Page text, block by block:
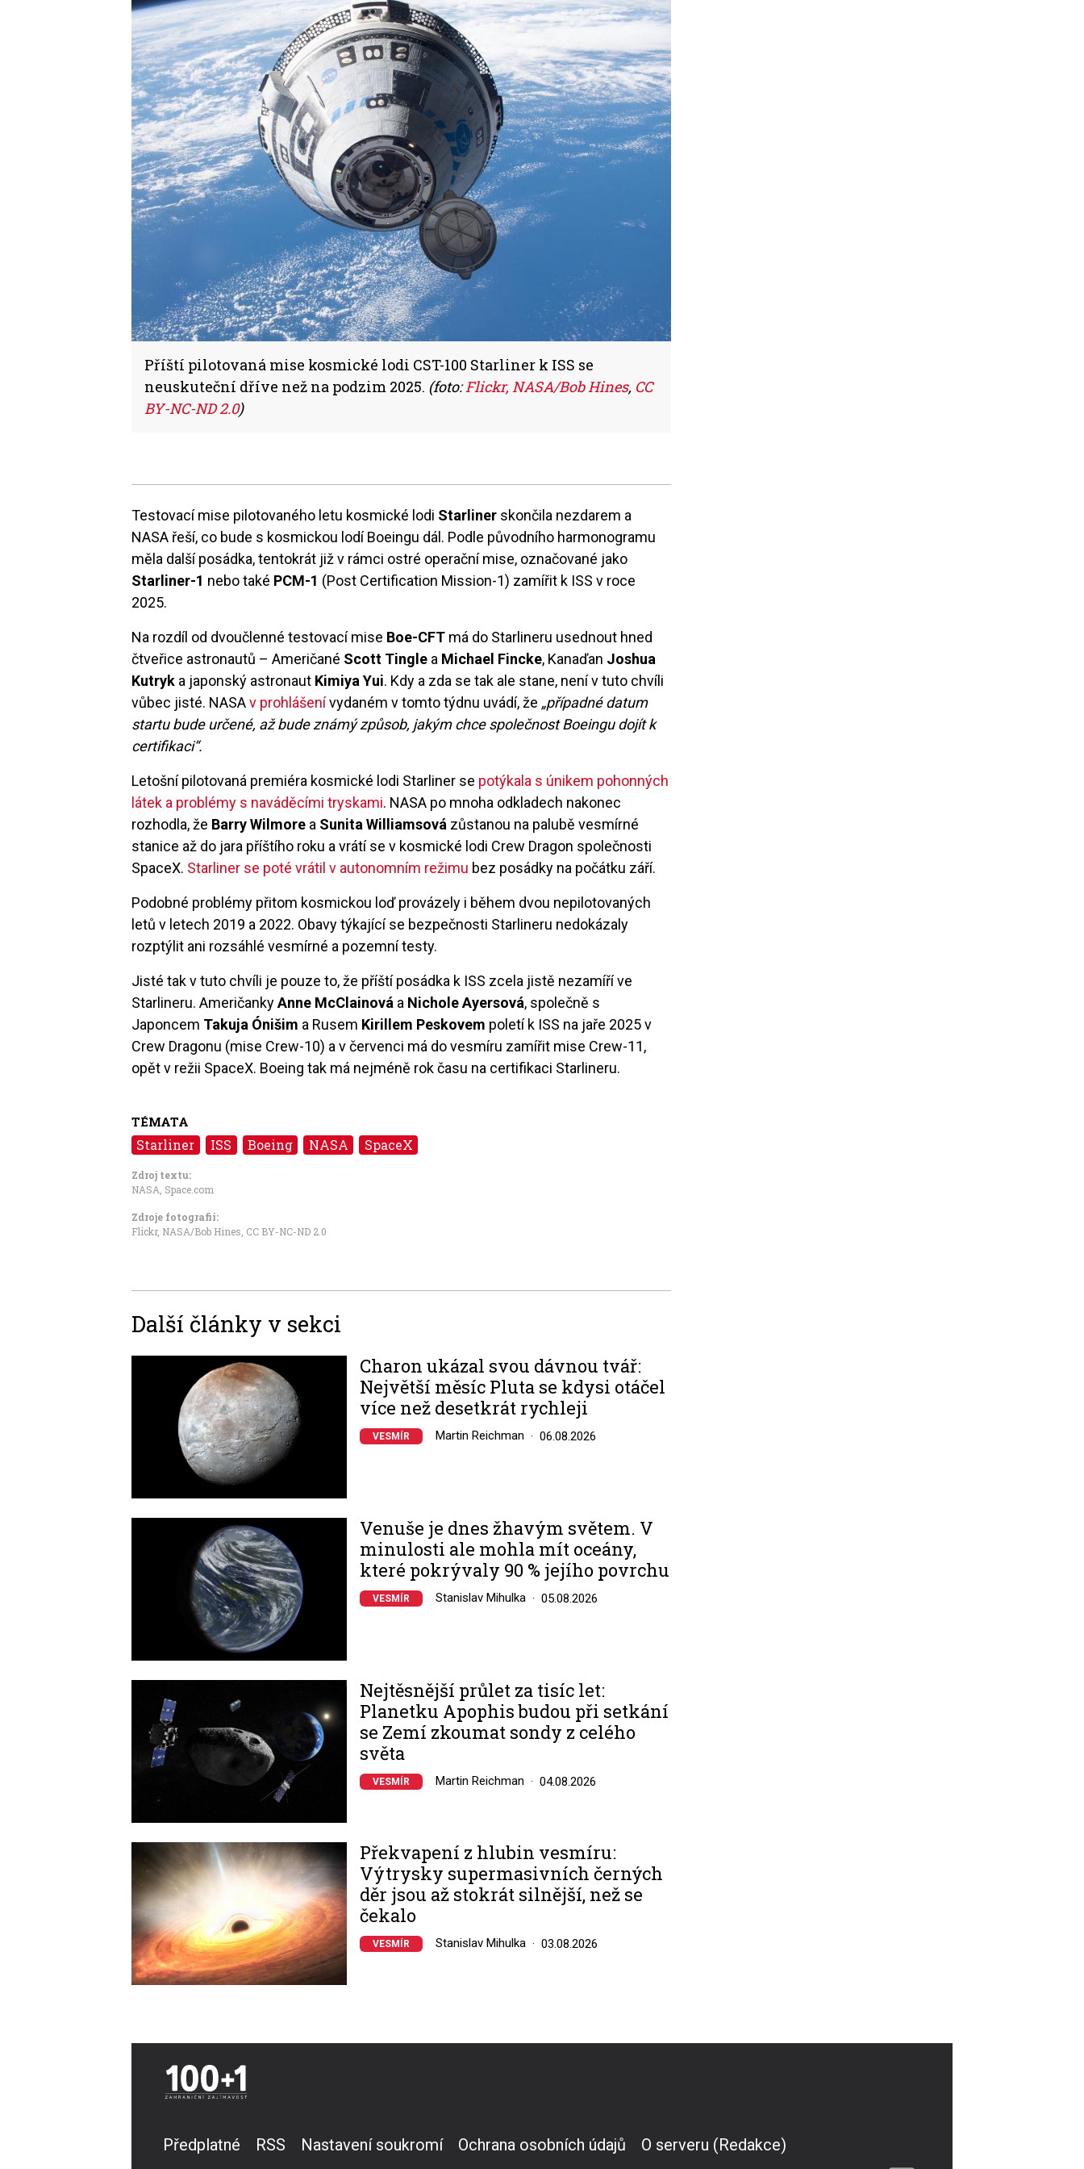
Příští pilotovaná mise kosmické lodi CST-100 Starliner k ISS se
neuskuteční dříve než na podzim 2025. (foto:Flickr, NASA/Bob Hines, CC
BY-NC-ND 2.0)
Testovací mise pilotovaného letu kosmické lodi Starliner skončila nezdarem a
NASA řeší, co bude s kosmickou lodí Boeingu dál. Podle původního harmonogramu
měla další posádka, tentokrát již v rámci ostré operační mise, označované jako
Starliner-1 nebo také PCM-1 (Post Certification Mission-1) zamířit k ISS v roce
2025.
Na rozdíl od dvoučlenné testovací mise Boe-CFT má do Starlineru usednout hned
čtveřice astronautů – Američané Scott Tingle a Michael Fincke, Kanaďan Joshua
Kutryk a japonský astronaut Kimiya Yui. Kdy a zda se tak ale stane, není v tuto chvíli
vůbec jisté. NASAv prohlášenívydaném v tomto týdnu uvádí, že „případné datum
startu bude určené, až bude známý způsob, jakým chce společnost Boeingu dojít k
certifikaci“.
Letošní pilotovaná premiéra kosmické lodi Starliner se potýkala s únikem pohonných
látek a problémy s naváděcími tryskami. NASA po mnoha odkladech nakonec
rozhodla, že Barry Wilmore a Sunita Williamsová zůstanou na palubě vesmírné
stanice až do jara příštího roku a vrátí se v kosmické lodi Crew Dragon společnosti
SpaceX. Starliner se poté vrátil v autonomním režimu bez posádky na počátku září.
Podobné problémy přitom kosmickou loď provázely i během dvou nepilotovaných
letů v letech 2019 a 2022. Obavy týkající se bezpečnosti Starlineru nedokázaly
rozptýlit ani rozsáhlé vesmírné a pozemní testy.
Jisté tak v tuto chvíli je pouze to, že příští posádka k ISS zcela jistě nezamíří ve
Starlineru. AmeričankyAnne McClainová a Nichole Ayersová, společně s
Japoncem Takuja Ónišim a Rusem Kirillem Peskovem poletí k ISS na jaře 2025 v
Crew Dragonu (mise Crew-10) a v červenci má do vesmíru zamířit mise Crew-11,
opět v režii SpaceX. Boeing tak má nejméně rok času na certifikaci Starlineru.
TÉMATA
Starliner ISS Boeing NASA SpaceX
Zdroj textu:
NASA Space.com
Zdroje fotografii:
Flickr, NASA/Bob Hines CC BY-NC-ND 2.0
Další články v sekci
Charon ukázal svou dávnou tvář:
Největší měsíc Pluta se kdysi otáčel
více než desetkrát rychleji
VESMÍR Martin Reichman 06.08.2026
Venuše je dnes žhavým světem. V
minulosti ale mohla mít oceány,
které pokrývaly 90 % jejího povrchu
VESMÍR Stanislav Mihulka 05.08.2026
Nejtěsnější průlet za tisíc let:
Planetku Apophis budou při setkání
se Zemí zkoumat sondy z celého
světa
VESMÍR Martin Reichman 04.08.2026
Překvapení z hlubin vesmíru:
Výtrysky supermasivních černých
děr jsou až stokrát silnější, než se
čekalo
VESMÍR Stanislav Mihulka 03.08.2026
Předplatné RSS Nastavení soukromí Ochrana osobních údajů O serveru (Redakce)